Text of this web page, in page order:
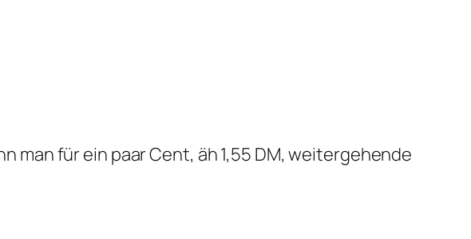
man für ein paar Cent, äh 1,55 DM, weitergehende